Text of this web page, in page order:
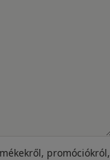
promóciókról,